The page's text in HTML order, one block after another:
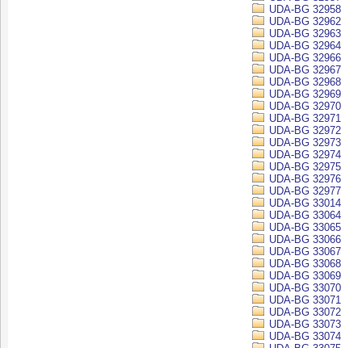
UDA-BG 32958
UDA-BG 32962
UDA-BG 32963
UDA-BG 32964
UDA-BG 32966
UDA-BG 32967
UDA-BG 32968
UDA-BG 32969
UDA-BG 32970
UDA-BG 32971
UDA-BG 32972
UDA-BG 32973
UDA-BG 32974
UDA-BG 32975
UDA-BG 32976
UDA-BG 32977
UDA-BG 33014
UDA-BG 33064
UDA-BG 33065
UDA-BG 33066
UDA-BG 33067
UDA-BG 33068
UDA-BG 33069
UDA-BG 33070
UDA-BG 33071
UDA-BG 33072
UDA-BG 33073
UDA-BG 33074